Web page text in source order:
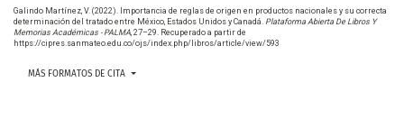
Galindo Martínez, V. (2022). Importancia de reglas de origen en productos nacionales y su correcta
determinación del tratado entre México, Estados Unidos y Canadá. Plataforma Abierta De Libros Y
Memorias Académicas - PALMA, 27–29. Recuperado a partir de
https://cipres.sanmateo.edu.co/ojs/index.php/libros/article/view/593
MÁS FORMATOS DE CITA